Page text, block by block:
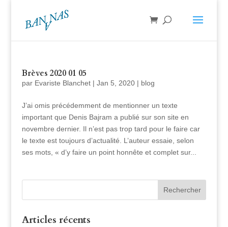
Brèves 2020 01 05
par Evariste Blanchet| Jan 5, 2020| blog
J’ai omis précédemment de mentionner un texte
important que Denis Bajram a publié sur son site en
novembre dernier. Il n’est pas trop tard pour le faire car
le texte est toujours d’actualité. L’auteur essaie, selon
ses mots, « d’y faire un point honnête et complet sur...
Articles récents